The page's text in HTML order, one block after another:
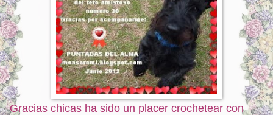
Gracias chicas ha sido un placer crochetear con